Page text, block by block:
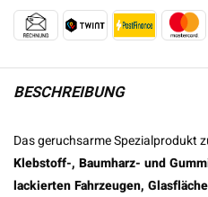
BESCHREIBUNG
Das geruchsarme Spezialprodukt
Klebstoff-, Baumharz- und
lackierten Fahrzeugen,